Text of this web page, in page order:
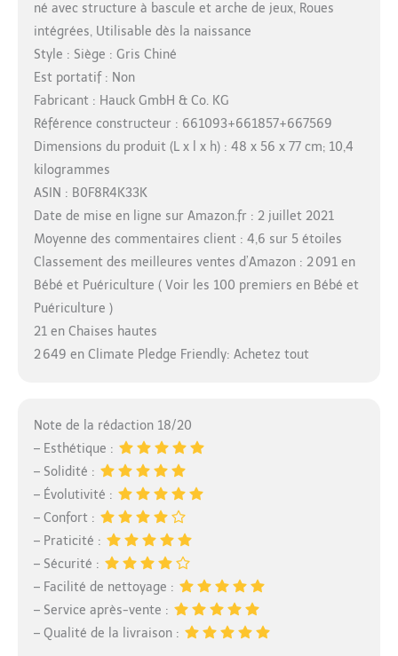
né avec structure à bascule et arche de jeux, Roues
intégrées, Utilisable dès la naissance
Style : Siège : Gris Chiné
Est portatif : Non
Fabricant : Hauck GmbH & Co. KG
Référence constructeur : 661093+661857+667569
Dimensions du produit (L x l x h) : 48 x 56 x 77 cm; 10,4
kilogrammes
ASIN : B0F8R4K33K
Date de mise en ligne sur Amazon.fr : 2 juillet 2021
Moyenne des commentaires client : 4,6 sur 5 étoiles
Classement des meilleures ventes d’Amazon : 2 091 en
Bébé et Puériculture ( Voir les 100 premiers en Bébé et
Puériculture )
21 en Chaises hautes
2 649 en Climate Pledge Friendly: Achetez tout
Note de la rédaction 18/20
– Esthétique :
– Solidité :
– Évolutivité :
– Confort :
– Praticité :
– Sécurité :
– Facilité de nettoyage :
– Service après-vente :
– Qualité de la livraison :